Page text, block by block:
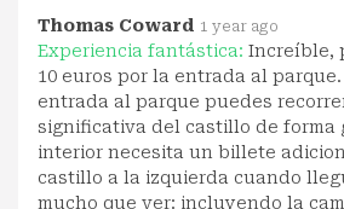
Thomas Coward 1 year ago
Experiencia fantástica: Increíble,
10 euros por la entrada al
entrada al parque puedes
significativa del castillo de forma
interior necesita un billete
castillo a la izquierda cuando
mucho que ver: incluyendo la